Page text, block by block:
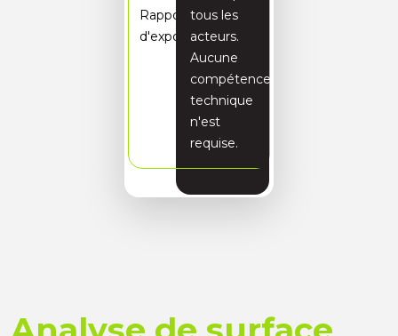
Rapport
d'exposition
tous les
acteurs.
Aucune
compétence
technique
n'est
requise.